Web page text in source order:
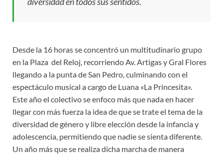
Desde la 16 horas se concentró un multitudinario grupo
en la Plaza del Reloj, recorriendo Av. Artigas y Gral Flores
llegando a la punta de San Pedro, culminando con el
espectáculo musical a cargo de Luana «La Princesita».
Este año el colectivo se enfoco más que nada en hacer
llegar con más fuerza la idea de que se trate el tema de la
diversidad de género y libre elección desde la infancia y
adolescencia, permitiendo que nadie se sienta diferente.
Un año más que se realiza dicha marcha de manera